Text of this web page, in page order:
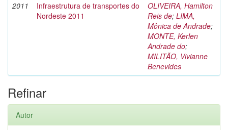
2011
Infraestrutura de transportes do
Nordeste 2011
OLIVEIRA, Hamilton
Reis de; LIMA,
Mônica de Andrade;
MONTE, Kerlen
Andrade do;
MILITÃO, Vivianne
Benevides
Refinar
Autor